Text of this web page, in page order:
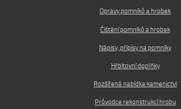
Opravy pomníků a hrobek
Čištění pomníků a hrobek
Nápisy, přípisy na pomníky
Hřbitovní doplňky
Rozšířená nabídka kamenictví
Průvodce rekonstrukcí hrobu